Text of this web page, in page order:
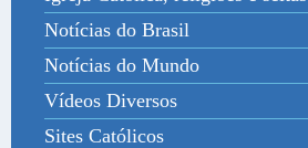
Notícias do Brasil
Notícias do Mundo
Vídeos Diversos
Sites Católicos